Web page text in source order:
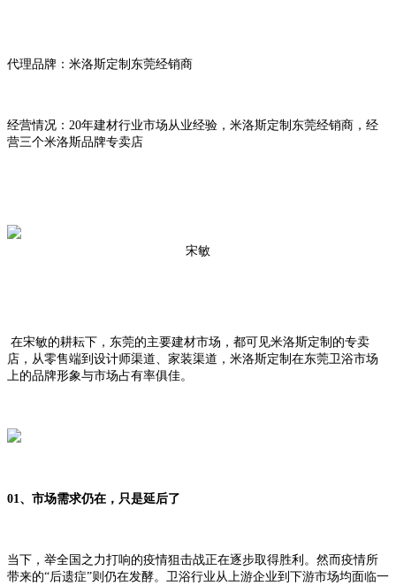
代理品牌：米洛斯定制东莞经销商
经营情况：20年建材行业市场从业经验，米洛斯定制东莞经销商，经
营三个米洛斯品牌专卖店
宋敏
在宋敏的耕耘下，东莞的主要建材市场，都可见米洛斯定制的专卖
店，从零售端到设计师渠道、家装渠道，米洛斯定制在东莞卫浴市场
上的品牌形象与市场占有率俱佳。
01、市场需求仍在，只是延后了
当下，举全国之力打响的疫情狙击战正在逐步取得胜利。然而疫情所
带来的“后遗症”则仍在发酵。卫浴行业从上游企业到下游市场均面临一